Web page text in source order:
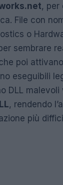
, per
File con
o
sembrare
poi
eseguibili
DLL malevoli
, rendendo
più